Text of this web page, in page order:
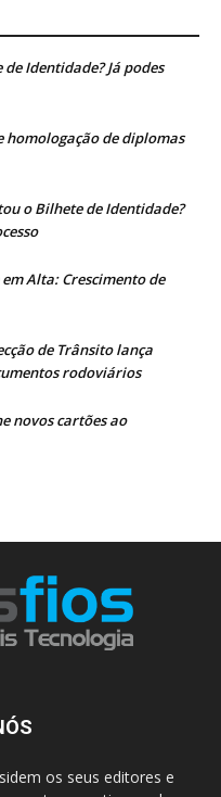
Identidade? Já podes
homologação de diplomas
o Bilhete de Identidade?
em Alta: Crescimento de
de Trânsito lança
rodoviários
novos cartões ao
os seus editores e